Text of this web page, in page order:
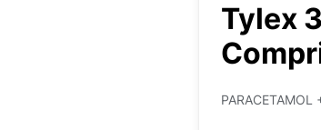
Tylex
PARACETAMOL